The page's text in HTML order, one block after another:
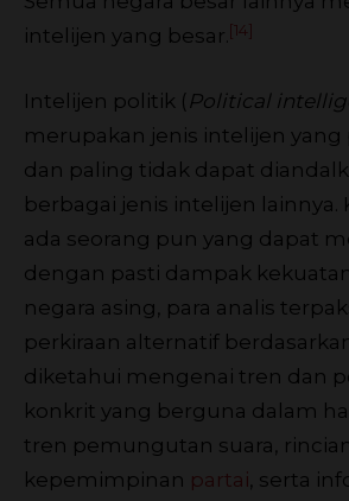
intelijen yang besar. [14]
Intelijen politik ( Political
merupakan jenis intelijen yang
dan paling tidak dapat
berbagai jenis intelijen lainnya.
ada seorang pun yang dapat
dengan pasti dampak
negara asing, para analis
perkiraan alternatif
diketahui mengenai tren dan
konkrit yang berguna dalam
tren pemungutan suara,
kepemimpinan partai, serta